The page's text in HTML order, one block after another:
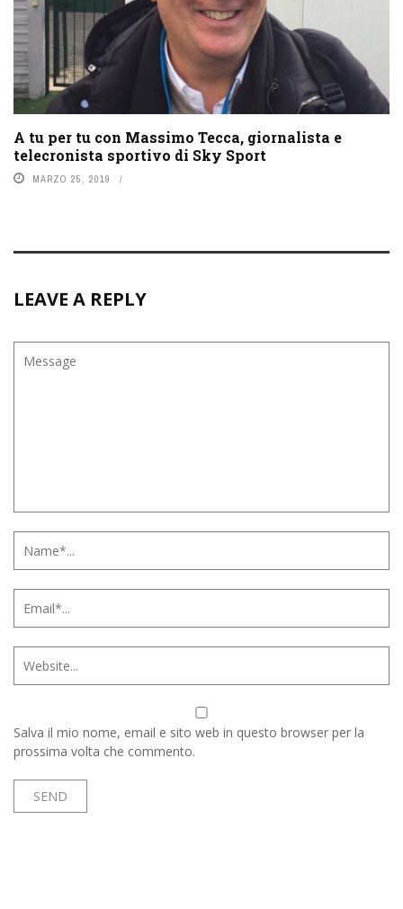
A tu per tu con Massimo Tecca, giornalista e
telecronista sportivo di Sky Sport
MARZO 25, 2019
LEAVE A REPLY
Salva il mio nome, email e sito web in questo browser per la
prossima volta che commento.